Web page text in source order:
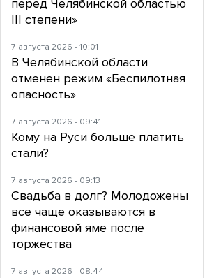
перед Челябинской областью
III степени»
7 августа 2026 - 10:01
В Челябинской области
отменен режим «Беспилотная
опасность»
7 августа 2026 - 09:41
Кому на Руси больше платить
стали?
7 августа 2026 - 09:13
Свадьба в долг? Молодожены
все чаще оказываются в
финансовой яме после
торжества
7 августа 2026 - 08:44